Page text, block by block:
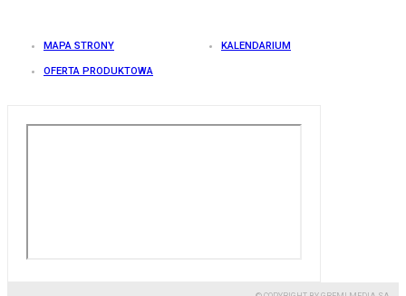
MAPA STRONY KALENDARIUM
OFERTA PRODUKTOWA